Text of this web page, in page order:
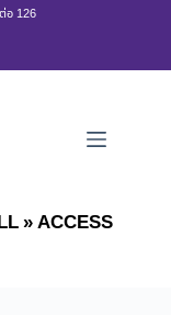
อ 126
»ACCESS